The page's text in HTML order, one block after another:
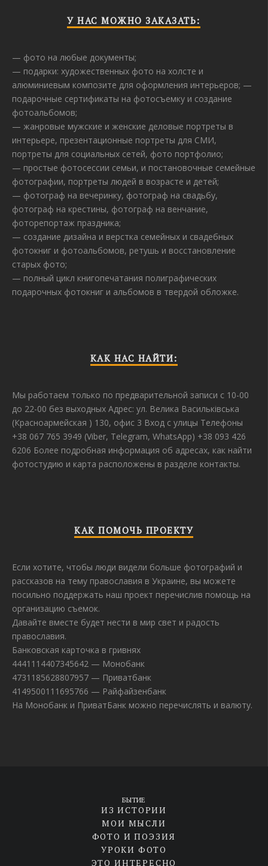
У НАС МОЖНО ЗАКАЗАТЬ:
— фото на любые документы;
— подарки: художественных фото на холсте и
алюминиевым композите для оформления интерьеров; —
подарочные сертификаты на фотосъемку и создание
фотоальбомов;
— жанровые мужские и женские деловые портреты в
интерьере, презентационные портреты для СМИ,
портреты для социальных сетей, фото портфолио;
— простые фотосессии семьи, и постановочные семейные
фотографии, портреты людей в возрасте и детей;
— фотограф на вечеринку, фотограф на свадьбу,
фотограф на крестины, фотограф на венчание,
фоторепортаж праздника;
— создание дизайна и верстка семейных и свадебных
фотокниг и фотоальбомов, ретушь и восстановление
старых фото;
— полный цикл книгопечатания полиграфических
подарочных фотокниг и альбомов в твердой обложке.
КАК НАС НАЙТИ:
Мы работаем только по предварительной записи с 10-00
до 22-00 без выходных Адрес: ул. Велика Васильківська
(Красноармейская ) 130, офис 3 Вход с улицы Телефоны
+38 067 765 3949 (Viber, Telegram, WhatsApp) +38 093 426
6206 Более подробная информация об адресах, как найти
фотостудию и карта расположены в разделе контакты.
КАК ПОМОЧЬ ПРОЕКТУ
Если хотите, чтобы люди видели больше фотографий и
рассказов на тему православия в Украине, вы можете
посильно поддержать наш проект перечислив помощь на
организацию съемок.
Давайте вместе будет нести в мир свет и радость
православия.
Банковская карточка в гривнях
4441114407345642 — Монобанк
4731185628807957 — Приватбанк
4149500111695766 — Райфайзенбанк
На Монобанк и ПриватБанк можно перечислять и валюту.
БЫТИЕ
ИЗ ИСТОРИИ
МОИ МЫСЛИ
ФОТО И ПОЭЗИЯ
УРОКИ ФОТО
ЭТО ИНТЕРЕСНО